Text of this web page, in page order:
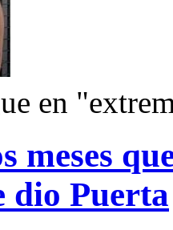
en
meses
dio Puerta